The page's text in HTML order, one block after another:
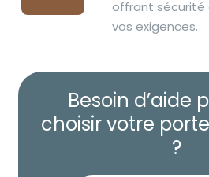
offrant
vos exigences.
Besoin d’aide
choisir votre
?